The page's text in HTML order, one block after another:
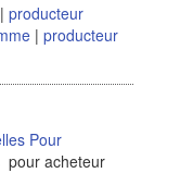
| producteur
| producteur
Pour
pour acheteur